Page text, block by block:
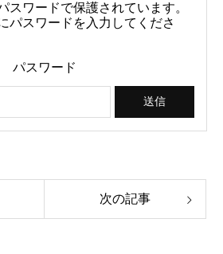
スワードで保護されています。
パスワードを入力してくださ
パスワード
次の記事